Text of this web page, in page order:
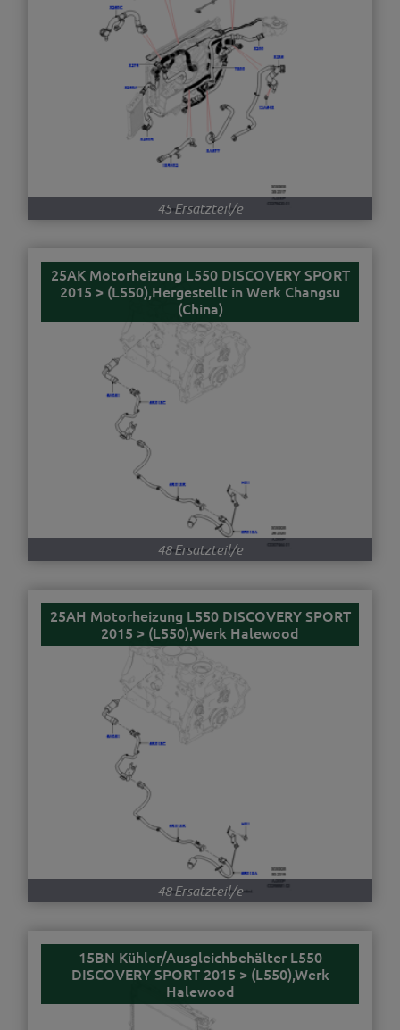
45 Ersatzteil/e
25AK Motorheizung L550 DISCOVERY SPORT
2015 > (L550),Hergestellt in Werk Changsu
(China)
48 Ersatzteil/e
25AH Motorheizung L550 DISCOVERY SPORT
2015 > (L550),Werk Halewood
48 Ersatzteil/e
15BN Kühler/Ausgleichbehälter L550
DISCOVERY SPORT 2015 > (L550),Werk
Halewood